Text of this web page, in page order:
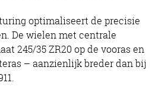
optimaliseert de precisie
De wielen met centrale
245/35 ZR20 op de vooras en
– aanzienlijk breder dan bij